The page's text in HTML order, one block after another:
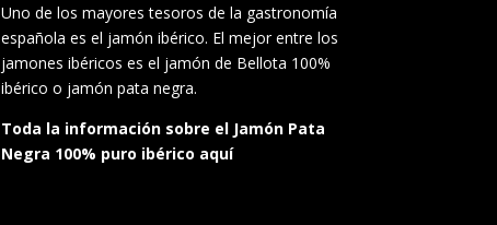
Uno de los mayores tesoros de la gastronomía
española es el jamón ibérico. El mejor entre los
jamones ibéricos es el jamón de Bellota 100%
ibérico o jamón pata negra.
Toda la información sobre el Jamón Pata
Negra 100% puro ibérico aquí